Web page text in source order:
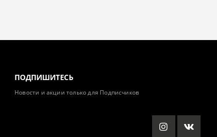
ПОДПИШИТЕСЬ
Новости и акции только для Подписчиков